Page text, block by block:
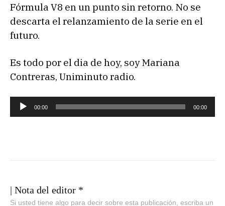
Fórmula V8 en un punto sin retorno. No se
descarta el relanzamiento de la serie en el
futuro.
Es todo por el dia de hoy, soy Mariana
Contreras, Uniminuto radio.
e
u
c
00:00 00:00
| Nota del editor *
Si usted tiene algo para decir sobre esta publicación, escriba un